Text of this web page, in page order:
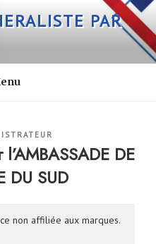
PAR
DE
DU SUD
non affiliée aux marques.